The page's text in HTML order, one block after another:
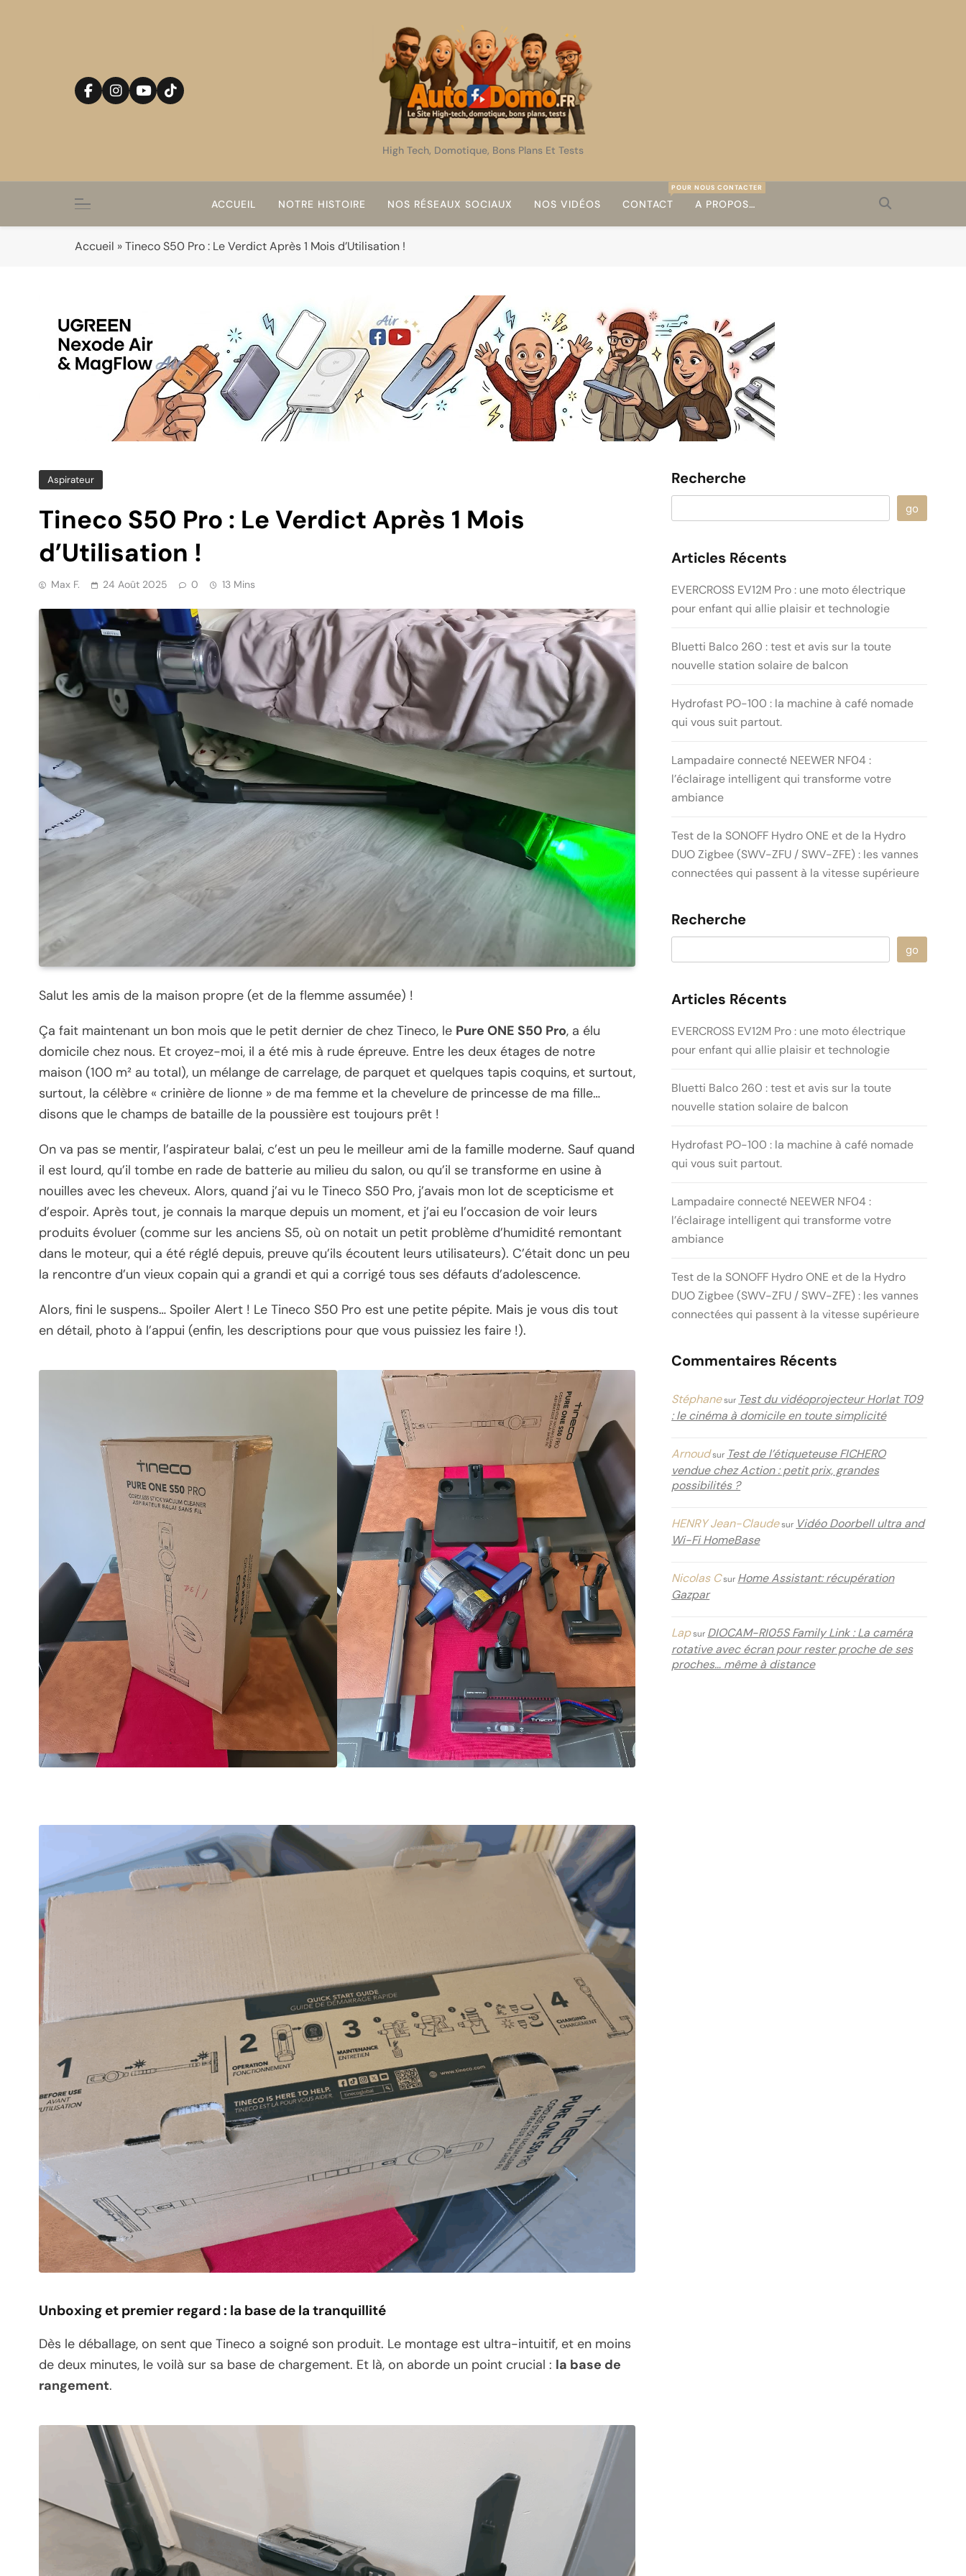
AutoDomo
High Tech, Domotique, Bons Plans Et Tests
ACCUEIL NOTRE HISTOIRE NOS RÉSEAUX SOCIAUX NOS VIDÉOS CONTACT
POUR NOUS CONTACTER
A PROPOS…
Accueil »Tineco S50 Pro : Le Verdict Après 1 Mois d’Utilisation !
Aspirateur
Tineco S50 Pro : Le Verdict Après 1 Mois
d’Utilisation !
Max F. 24 Août 2025 0 13 Mins
Salut les amis de la maison propre (et de la flemme assumée) !
Ça fait maintenant un bon mois que le petit dernier de chez Tineco, le Pure ONE S50 Pro, a élu
domicile chez nous. Et croyez-moi, il a été mis à rude épreuve. Entre les deux étages de notre
maison (100 m² au total), un mélange de carrelage, de parquet et quelques tapis coquins, et surtout,
surtout, la célèbre « crinière de lionne » de ma femme et la chevelure de princesse de ma fille…
disons que le champs de bataille de la poussière est toujours prêt !
On va pas se mentir, l’aspirateur balai, c’est un peu le meilleur ami de la famille moderne. Sauf quand
il est lourd, qu’il tombe en rade de batterie au milieu du salon, ou qu’il se transforme en usine à
nouilles avec les cheveux. Alors, quand j’ai vu le Tineco S50 Pro, j’avais mon lot de scepticisme et
d’espoir. Après tout, je connais la marque depuis un moment, et j’ai eu l’occasion de voir leurs
produits évoluer (comme sur les anciens S5, où on notait un petit problème d’humidité remontant
dans le moteur, qui a été réglé depuis, preuve qu’ils écoutent leurs utilisateurs). C’était donc un peu
la rencontre d’un vieux copain qui a grandi et qui a corrigé tous ses défauts d’adolescence.
Alors, fini le suspens… Spoiler Alert ! Le Tineco S50 Pro est une petite pépite. Mais je vous dis tout
en détail, photo à l’appui (enfin, les descriptions pour que vous puissiez les faire !).
Unboxing et premier regard : la base de la tranquillité
Dès le déballage, on sent que Tineco a soigné son produit. Le montage est ultra-intuitif, et en moins
de deux minutes, le voilà sur sa base de chargement. Et là, on aborde un point crucial : la base de
rangement.
Recherche
go
Articles Récents
EVERCROSS EV12M Pro : une moto électrique
pour enfant qui allie plaisir et technologie
Bluetti Balco 260 : test et avis sur la toute
nouvelle station solaire de balcon
Hydrofast PO-100 : la machine à café nomade
qui vous suit partout.
Lampadaire connecté NEEWER NF04 :
l’éclairage intelligent qui transforme votre
ambiance
Test de la SONOFF Hydro ONE et de la Hydro
DUO Zigbee (SWV-ZFU / SWV-ZFE) : les vannes
connectées qui passent à la vitesse supérieure
Recherche
go
Articles Récents
EVERCROSS EV12M Pro : une moto électrique
pour enfant qui allie plaisir et technologie
Bluetti Balco 260 : test et avis sur la toute
nouvelle station solaire de balcon
Hydrofast PO-100 : la machine à café nomade
qui vous suit partout.
Lampadaire connecté NEEWER NF04 :
l’éclairage intelligent qui transforme votre
ambiance
Test de la SONOFF Hydro ONE et de la Hydro
DUO Zigbee (SWV-ZFU / SWV-ZFE) : les vannes
connectées qui passent à la vitesse supérieure
Commentaires Récents
Stéphanesur Test du vidéoprojecteur Horlat T09
: le cinéma à domicile en toute simplicité
Arnoudsur Test de l’étiqueteuse FICHERO
vendue chez Action : petit prix, grandes
possibilités ?
HENRY Jean-Claudesur Vidéo Doorbell ultra and
Wi-Fi HomeBase
Nicolas Csur Home Assistant: récupération
Gazpar
Lapsur DIOCAM-RI05S Family Link : La caméra
rotative avec écran pour rester proche de ses
proches… même à distance